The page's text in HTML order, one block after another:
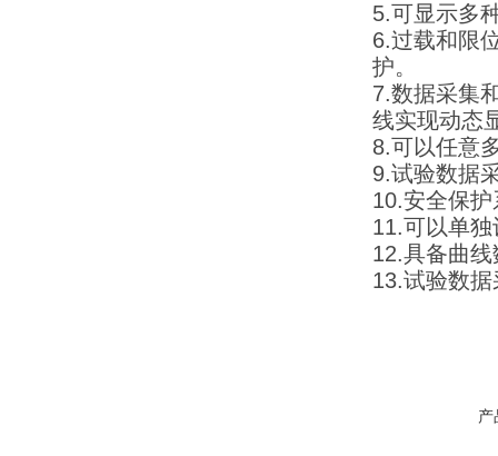
5.可显示多
6.过载和限
护。
7.数据采集
线实现动态
8.可以任意
9.试验数据
10.安全保
11.可以单
12.具备曲
13.试验数
产